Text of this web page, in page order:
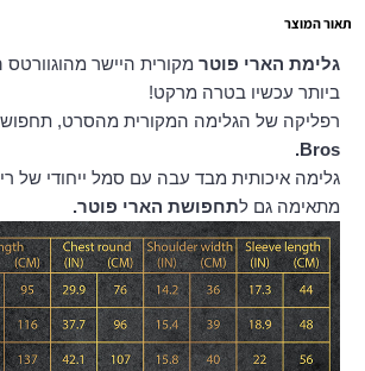
תאור המוצר
גלימת הארי פוטר מקורית היישר
ביותר עכשיו בטרה מרקט!
רפליקה של הגלימה המקורית מהסרט,
Bros.
גלימה איכותית מבד עבה עם סמל ייחודי של
מתאימה גם לתחפושת הארי פוטר.